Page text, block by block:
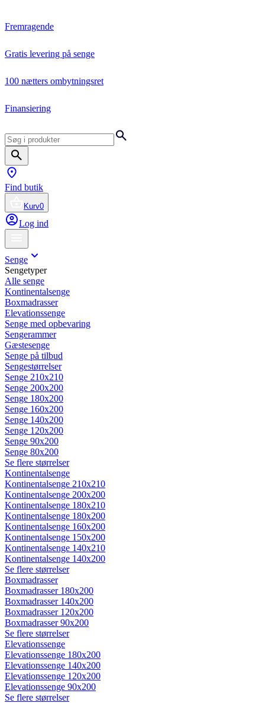
Fremragende
Gratis levering på senge
100 nætters ombytningsret
Finansiering
Find butik
Kurv0
Log ind
Senge
Sengetyper
Alle senge
Kontinentalsenge
Boxmadrasser
Elevationssenge
Senge med opbevaring
Sengerammer
Gæstesenge
Senge på tilbud
Sengestørrelser
Senge 210x210
Senge 200x200
Senge 180x200
Senge 160x200
Senge 140x200
Senge 120x200
Senge 90x200
Senge 80x200
Se flere størrelser
Kontinentalsenge
Kontinentalsenge 210x210
Kontinentalsenge 200x200
Kontinentalsenge 180x210
Kontinentalsenge 180x200
Kontinentalsenge 160x200
Kontinentalsenge 150x200
Kontinentalsenge 140x210
Kontinentalsenge 140x200
Se flere størrelser
Boxmadrasser
Boxmadrasser 180x200
Boxmadrasser 140x200
Boxmadrasser 120x200
Boxmadrasser 90x200
Se flere størrelser
Elevationssenge
Elevationssenge 180x200
Elevationssenge 140x200
Elevationssenge 120x200
Elevationssenge 90x200
Se flere størrelser